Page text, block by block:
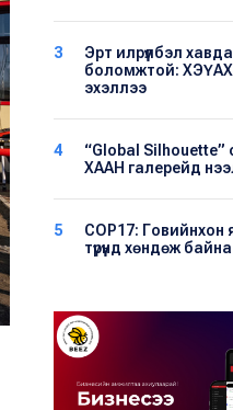
3
Эрт илрүүлбэл
боломжтой:
эхэллээ
4
“Global Silhouette”
ХААН галерейд
5
COP17:
түрүүнд хөндөж